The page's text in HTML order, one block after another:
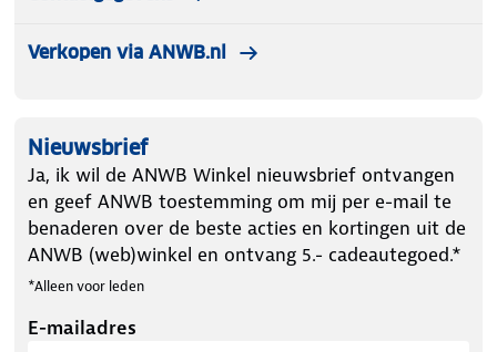
Verkopen via ANWB.nl
Nieuwsbrief
Ja, ik wil de ANWB Winkel nieuwsbrief ontvangen
en geef ANWB toestemming om mij per e-mail te
benaderen over de beste acties en kortingen uit de
ANWB (web)winkel en ontvang 5.- cadeautegoed.*
*Alleen voor leden
E-mailadres